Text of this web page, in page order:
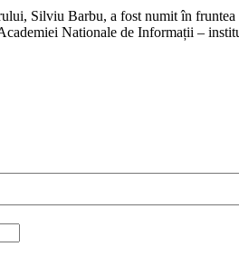
Silviu Barbu, a fost numit în
Nationale de Informații –